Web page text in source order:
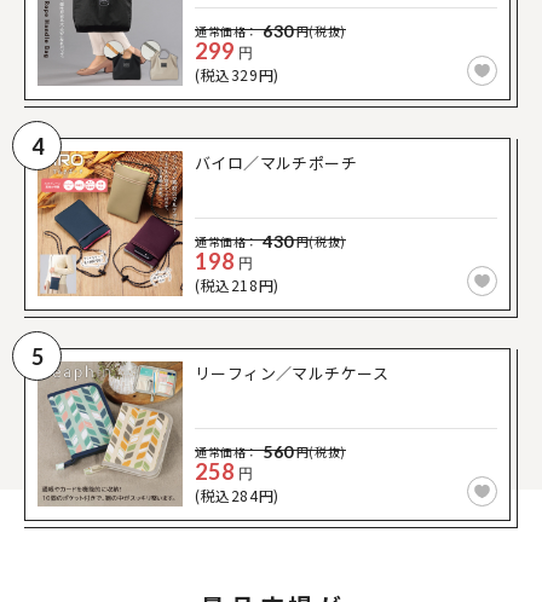
通常価格： 630円(税抜)
299 円
(税込329円)
4
バイロ／マルチポーチ
通常価格： 430円(税抜)
198 円
(税込218円)
5
リーフィン／マルチケース
通常価格： 560円(税抜)
258 円
(税込284円)